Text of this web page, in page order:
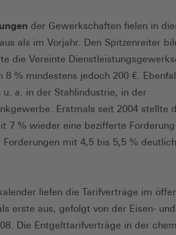
der Gewerkschaften fielen in
als im Vorjahr. Den Spitzenreiter
die Vereinte
8 % mindestens jedoch 200 €.
a. in der Stahlindustrie, in der
Erstmals seit 2004 stellte
7 % wieder eine bezifferte Forderung
Forderungen mit 4,5 bis 5,5 %
liefen die Tarifverträge im
erste aus, gefolgt von der Eisen- und
Die Entgelttarifverträge in der